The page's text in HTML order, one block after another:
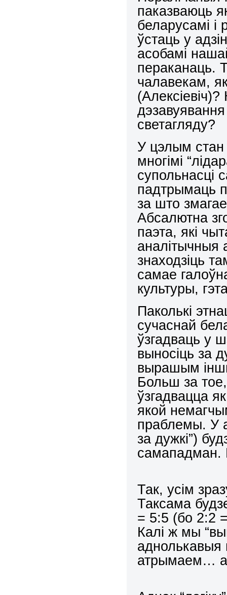
паказваюць
беларусамі і
ўстаць у
асобамі
пераканаць.
чалавекам,
светагляду?
У цэлым стан
многімі
супольнасці
падтрымаць
за што
Абсалютна
паэта, які
аналітычныя
знаходзіць
самае
культуры,
Паколькі
сучаснай
ўзгадваць у
выносіць за
вырашым
Больш за
ўзгадвацца
якой
праблемы. У
за дужкі”)
самападман.
Так, усім
Таксама
= 5:5 (бо 2:2
Калі ж мы
аднолькавыя
атрымаем…